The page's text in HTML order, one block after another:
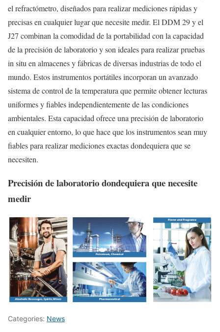
el refractómetro, diseñados para realizar mediciones rápidas y
precisas en cualquier lugar que necesite medir. El DDM 29 y el
J27 combinan la comodidad de la portabilidad con la capacidad
de la precisión de laboratorio y son ideales para realizar pruebas
in situ en almacenes y fábricas de diversas industrias de todo el
mundo. Estos instrumentos portátiles incorporan un avanzado
sistema de control de la temperatura que permite obtener lecturas
uniformes y fiables independientemente de las condiciones
ambientales. Esta capacidad ofrece una precisión de laboratorio
en cualquier entorno, lo que hace que los instrumentos sean muy
fiables para realizar mediciones exactas dondequiera que se
necesiten.
Precisión de laboratorio dondequiera que necesite
medir
Categories: News